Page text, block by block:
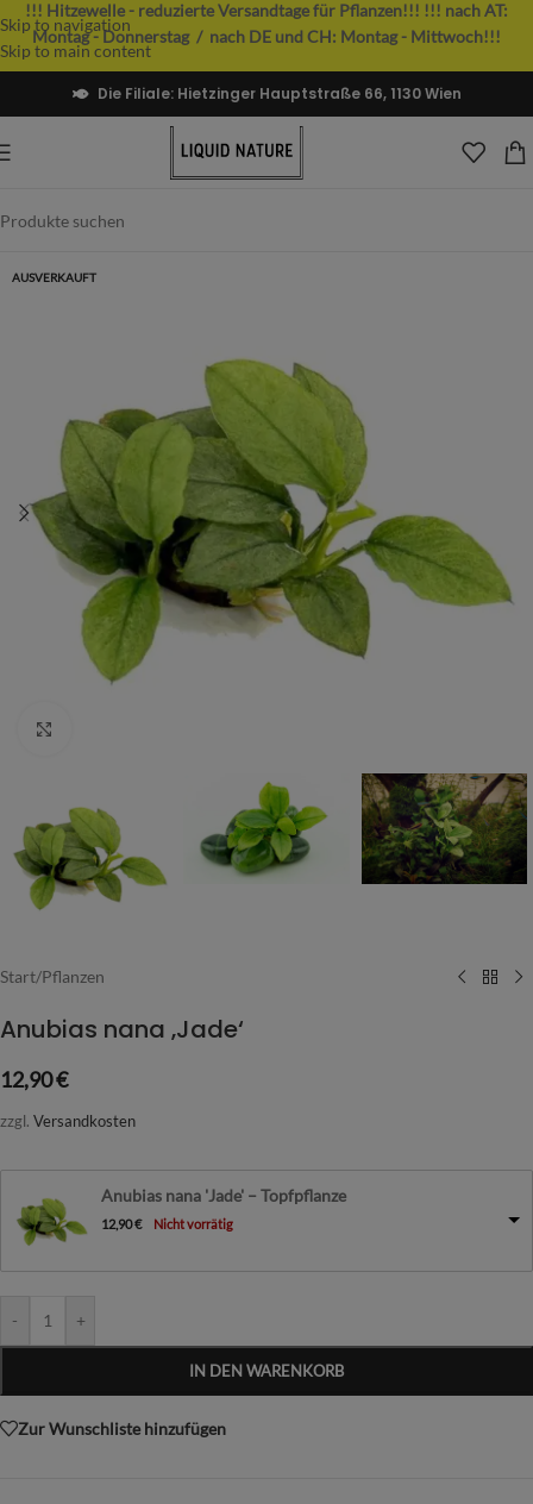
Skip to navigation
Skip to main content
!!! Hitzewelle - reduzierte Versandtage für Pflanzen!!! !!! nach AT:
Montag - Donnerstag / nach DE und CH: Montag - Mittwoch!!!
Die Filiale: Hietzinger Hauptstraße 66, 1130 Wien
AUSVERKAUFT
Start/Pflanzen
Anubias nana ‚Jade‘
12,90€
zzgl. Versandkosten
Anubias nana 'Jade' – Topfpflanze
12,90€ Nicht vorrätig
- +
IN DEN WARENKORB
Zur Wunschliste hinzufügen